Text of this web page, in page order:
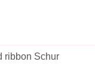
ribbon Schur